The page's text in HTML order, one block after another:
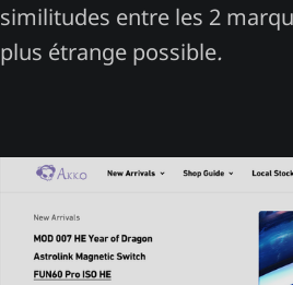
similitudes entre les 2
plus étrange possible.